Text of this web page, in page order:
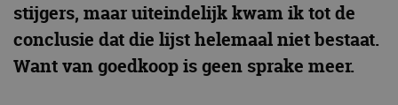
stijgers, maar uiteindelijk kwam ik tot de
conclusie dat die lijst helemaal niet bestaat.
Want van goedkoop is geen sprake meer.